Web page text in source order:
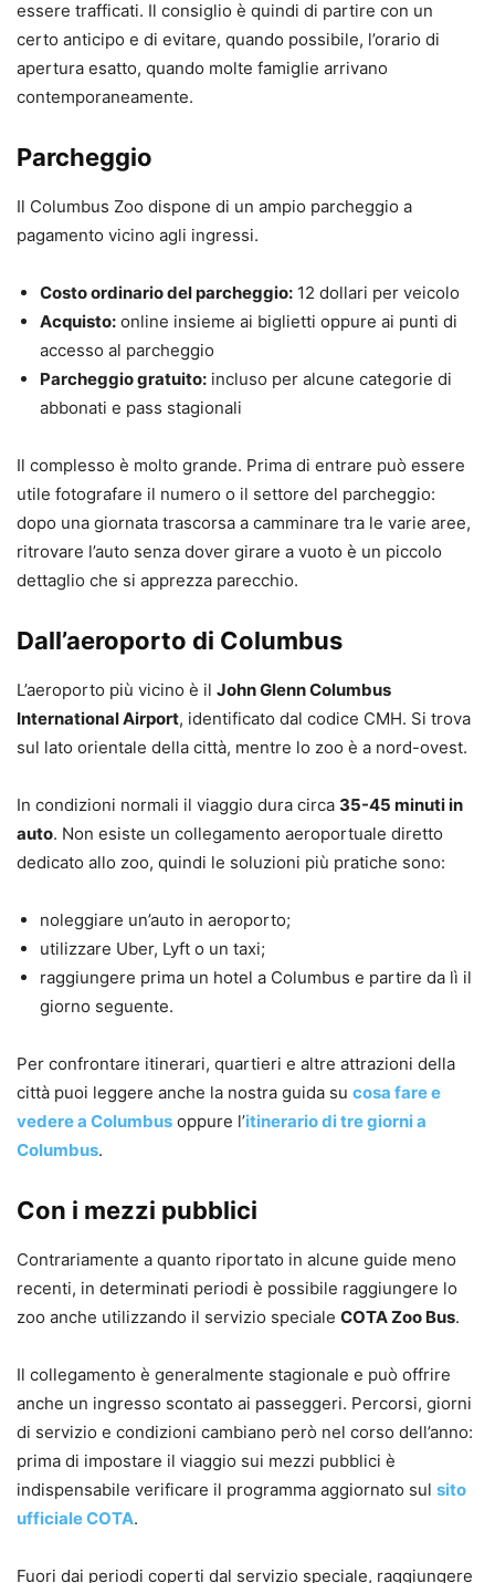
essere trafficati. Il consiglio è quindi di partire con un
certo anticipo e di evitare, quando possibile, l’orario di
apertura esatto, quando molte famiglie arrivano
contemporaneamente.
Parcheggio
Il Columbus Zoo dispone di un ampio parcheggio a
pagamento vicino agli ingressi.
Costo ordinario del parcheggio: 12 dollari per veicolo
Acquisto: online insieme ai biglietti oppure ai punti di
accesso al parcheggio
Parcheggio gratuito: incluso per alcune categorie di
abbonati e pass stagionali
Il complesso è molto grande. Prima di entrare può essere
utile fotografare il numero o il settore del parcheggio:
dopo una giornata trascorsa a camminare tra le varie aree,
ritrovare l’auto senza dover girare a vuoto è un piccolo
dettaglio che si apprezza parecchio.
Dall’aeroporto di Columbus
L’aeroporto più vicino è il John Glenn Columbus
International Airport, identificato dal codice CMH. Si trova
sul lato orientale della città, mentre lo zoo è a nord-ovest.
In condizioni normali il viaggio dura circa 35-45 minuti in
auto. Non esiste un collegamento aeroportuale diretto
dedicato allo zoo, quindi le soluzioni più pratiche sono:
noleggiare un’auto in aeroporto;
utilizzare Uber, Lyft o un taxi;
raggiungere prima un hotel a Columbus e partire da lì il
giorno seguente.
Per confrontare itinerari, quartieri e altre attrazioni della
città puoi leggere anche la nostra guida su cosa fare e
vedere a Columbus oppure l’itinerario di tre giorni a
Columbus.
Con i mezzi pubblici
Contrariamente a quanto riportato in alcune guide meno
recenti, in determinati periodi è possibile raggiungere lo
zoo anche utilizzando il servizio speciale COTA Zoo Bus.
Il collegamento è generalmente stagionale e può offrire
anche un ingresso scontato ai passeggeri. Percorsi, giorni
di servizio e condizioni cambiano però nel corso dell’anno:
prima di impostare il viaggio sui mezzi pubblici è
indispensabile verificare il programma aggiornato sul sito
ufficiale COTA.
Fuori dai periodi coperti dal servizio speciale, raggiungere